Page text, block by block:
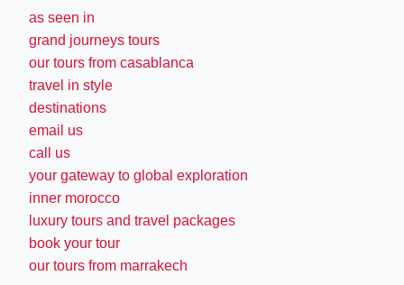
as seen in
grand journeys tours
our tours from casablanca
travel in style
destinations
email us
call us
your gateway to global exploration
inner morocco
luxury tours and travel packages
book your tour
our tours from marrakech